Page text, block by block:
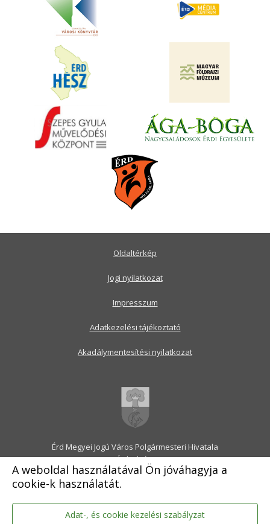
A weboldal használatával Ön jóváhagyja a
cookie-k használatát.
Adat-, és cookie kezelési szabályzat
Érd Megyei Jogú Város Polgármesteri Hivatala
2030 Érd, Alsó utca 1.
Levélcím: 2031 Érd, Pf.: 31
E-mail:onkormanyzat@erd.hu
Telefonközpont:06-23-522-300
Ügyfélszolgálat:06-23-522-301
Oldaltérkép
Jogi nyilatkozat
Impresszum
Adatkezelési tájékoztató
Akadálymentesítési nyilatkozat